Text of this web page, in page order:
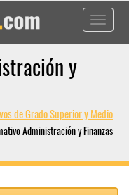
Toggle
y
de Grado Superior y Medio
Administración y Finanzas